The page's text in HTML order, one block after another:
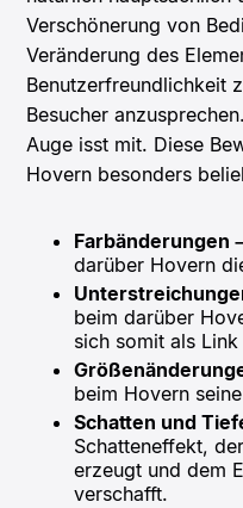
Verschönerung von
Veränderung des
Benutzerfreundlichkeit
Besucher
Auge isst mit. Diese
Hovern besonders
Farbänderungen
darüber Hovern
beim darüber
sich somit als Link
beim Hovern
Schatten und
Schatteneffekt,
erzeugt und dem
verschafft.